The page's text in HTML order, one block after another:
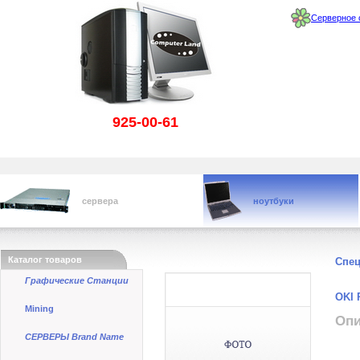
925-00-61
Серверное
сервера ноутбуки
Каталог товаров
Графические Станции
Mining
СЕРВЕРЫ Brand Name
OKI